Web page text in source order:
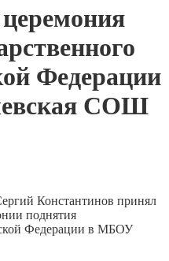
Федерации
СОШ
Константинов принял
поднятия
Федерации в МБОУ